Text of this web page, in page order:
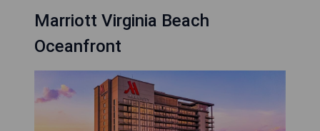
Marriott Virginia Beach
Oceanfront